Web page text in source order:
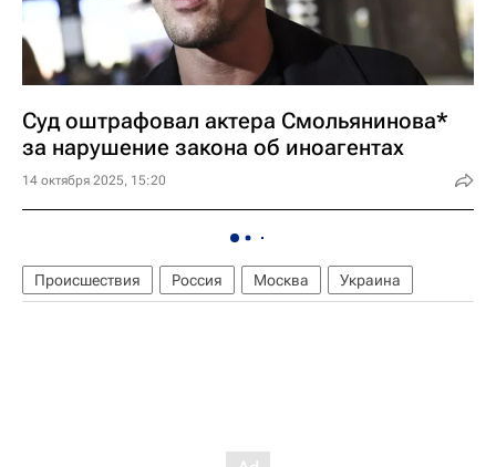
Суд оштрафовал актера Смольянинова*
за нарушение закона об иноагентах
14 октября 2025, 15:20
Происшествия Россия Москва Украина